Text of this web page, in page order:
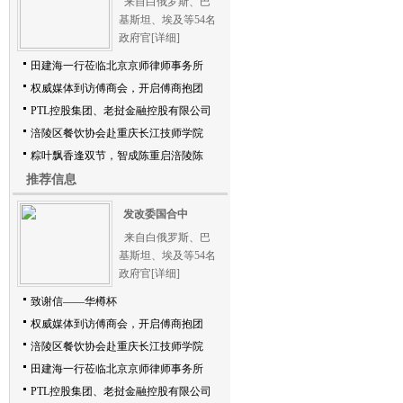
基斯坦、埃及等54名
政府官 [详细]
田建海一行莅临北京京师律师事务所
权威媒体到访傅商会，开启傅商抱团
PTL控股集团、老挝金融控股有限公司
涪陵区餐饮协会赴重庆长江技师学院
粽叶飘香逢双节，智成陈重启涪陵陈
推荐信息
发改委国合中
来自白俄罗斯、巴
基斯坦、埃及等54名
政府官 [详细]
致谢信——华樽杯
权威媒体到访傅商会，开启傅商抱团
涪陵区餐饮协会赴重庆长江技师学院
田建海一行莅临北京京师律师事务所
PTL控股集团、老挝金融控股有限公司